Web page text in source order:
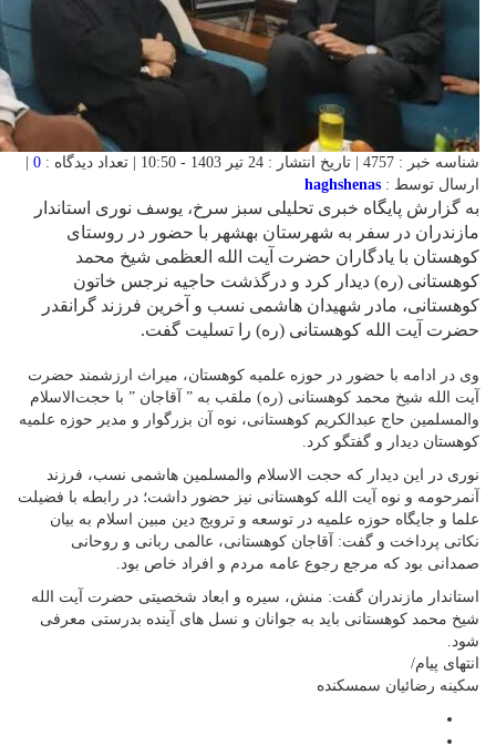
شناسه خبر : 4757 | تاریخ انتشار : 24 تیر 1403 - 10:50 | تعداد دیدگاه : 0
ارسال توسط : haghshenas
به گزارش پایگاه خبری تحلیلی سبز سرخ، یوسف نوری استاندار
مازندران در سفر به شهرستان بهشهر با حضور در روستای
کوهستان با یادگاران حضرت آیت الله العظمی شیخ محمد
کوهستانی (ره) دیدار کرد و درگذشت حاجیه نرجس خاتون
کوهستانی، مادر شهیدان هاشمی نسب و آخرین فرزند گرانقدر
حضرت آیت الله کوهستانی (ره) را تسلیت گفت. ‎
وی در ادامه با حضور در حوزه علمیه کوهستان، میراث ارزشمند حضرت
آیت الله شیخ محمد کوهستانی (ره) ملقب به ” آقاجان ” با حجت‌الاسلام
والمسلمین حاج عبدالکریم کوهستانی، نوه آن بزرگوار و مدیر حوزه علمیه
کوهستان دیدار و گفتگو کرد.
نوری در این دیدار که حجت الاسلام والمسلمین هاشمی نسب، فرزند
آنمرحومه و نوه آیت الله کوهستانی نیز حضور داشت؛ در رابطه با فضیلت
علما و جایگاه حوزه علمیه در توسعه و ترویج دین مبین اسلام به بیان
نکاتی پرداخت و گفت: آقاجان کوهستانی، عالمی ربانی و روحانی
صمدانی بود که مرجع رجوع عامه مردم و افراد خاص بود.
استاندار مازندران گفت: منش، سیره و ابعاد شخصیتی حضرت آیت الله
شیخ محمد کوهستانی باید به جوانان و نسل های آینده بدرستی معرفی
شود.
انتهای پیام/
سکینه رضائیان سمسکنده